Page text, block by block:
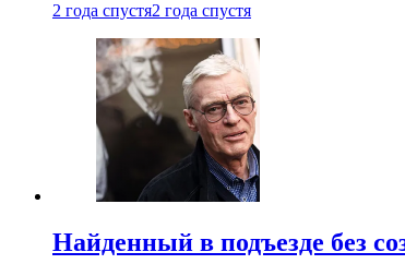
2 года спустя2 года спустя
Найденный в подъезде без